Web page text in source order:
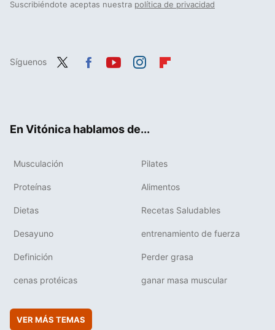
Suscribiéndote aceptas nuestra política de privacidad
Síguenos
En Vitónica hablamos de...
Musculación Pilates
Proteínas Alimentos
Dietas Recetas Saludables
Desayuno entrenamiento de fuerza
Definición Perder grasa
cenas protéicas ganar masa muscular
VER MÁS TEMAS